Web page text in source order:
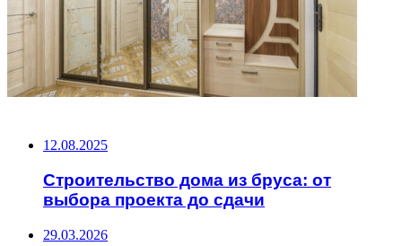
12.08.2025
Строительство дома из бруса: от
выбора проекта до сдачи
29.03.2026